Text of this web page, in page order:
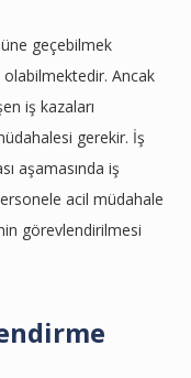
geçebilmek
Ancak
iş kazaları
gerekir. İş
aşamasında iş
acil müdahale
görevlendirilmesi